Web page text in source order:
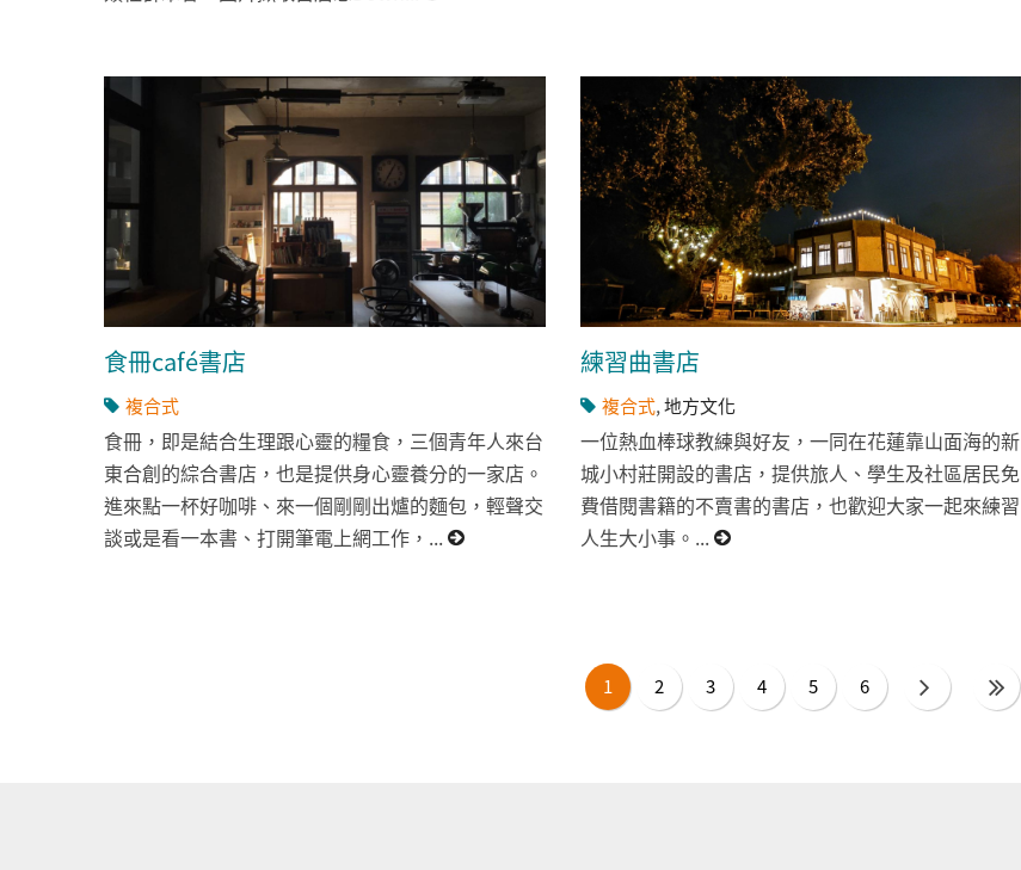
食冊café書店
複合式
食冊，即是結合生理跟心靈的糧食，三個青年人來台
東合創的綜合書店，也是提供身心靈養分的一家店。
進來點一杯好咖啡、來一個剛剛出爐的麵包，輕聲交
談或是看一本書、打開筆電上網工作，...
練習曲書店
複合式,地方文化
一位熱血棒球教練與好友，一同在花蓮靠山面海的新
城小村莊開設的書店，提供旅人、學生及社區居民免
費借閱書籍的不賣書的書店，也歡迎大家一起來練習
人生大小事。...
1 2 3 4 5 6